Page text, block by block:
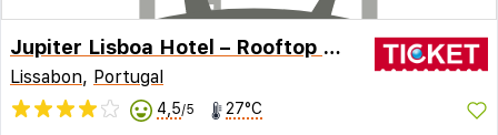
Jupiter Lisboa Hotel – Rooftop & Spa
Lissabon, Portugal
4,5/5 27°C